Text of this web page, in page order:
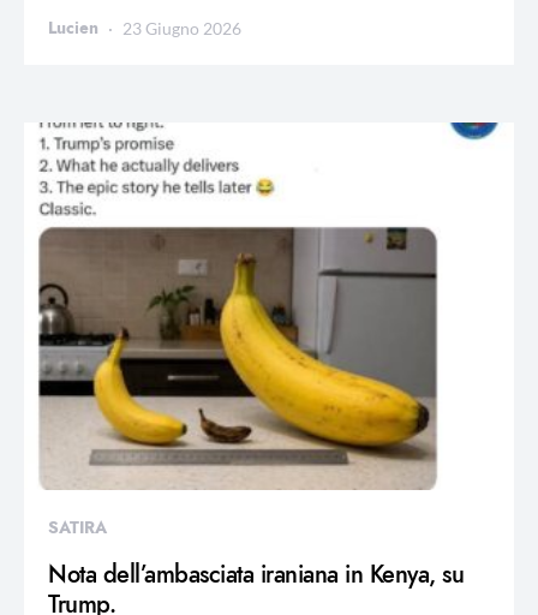
Lucien 23 Giugno 2026
SATIRA
Nota dell’ambasciata iraniana in Kenya, su
Trump.